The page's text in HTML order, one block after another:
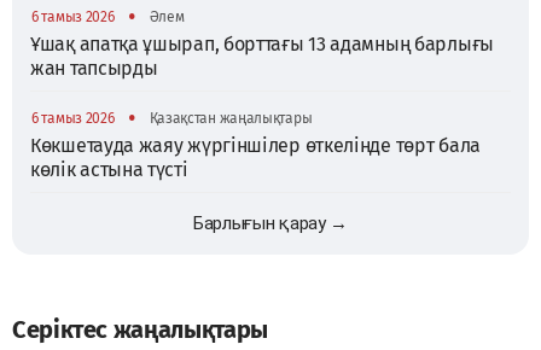
6 тамыз 2026 • Әлем
Ұшақ апатқа ұшырап, борттағы 13 адамның барлығы
жан тапсырды
6 тамыз 2026 • Қазақстан жаңалықтары
Көкшетауда жаяу жүргіншілер өткелінде төрт бала
көлік астына түсті
Барлығын қарау →
Серіктес жаңалықтары